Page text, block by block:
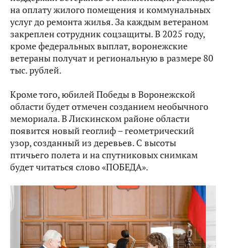
на оплату жилого помещения и коммунальных
услуг до ремонта жилья. За каждым ветераном
закреплен сотрудник соцзащиты. В 2025 году,
кроме федеральных выплат, воронежские
ветераны получат и региональную в размере 80
тыс. рублей.
Кроме того, юбилей Победы в Воронежской
области будет отмечен созданием необычного
мемориала. В Лискинском районе области
появится новый геоглиф – геометрический
узор, созданный из деревьев. С высоты
птичьего полета и на спутниковых снимкам
будет читаться слово «ПОБЕДА».